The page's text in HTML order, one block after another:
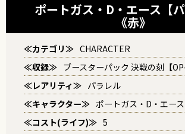
ポートガス・D・エース【パ
《赤》
≪カテゴリ≫ CHARACTER
≪収録≫ ブースターパック 決戦の刻【OP-
≪レアリティ≫ パラレル
≪キャラクター≫ ポートガス・D・エース
≪コスト(ライフ)≫ 5